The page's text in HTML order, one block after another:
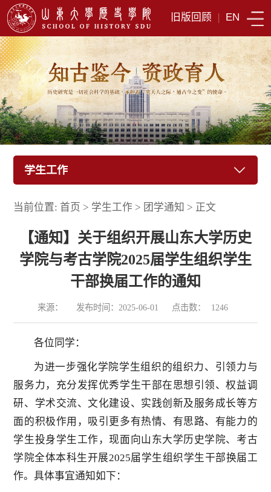
旧版回顾 | EN
学生工作
当前位置: 首页 > 学生工作 > 团学通知 > 正文
【通知】关于组织开展山东大学历史
学院与考古学院2025届学生组织学生
干部换届工作的通知
来源： 发布时间：2025-06-01 点击数： 1246
各位同学：
为进一步强化学院学生组织的组织力、引领力与
服务力，充分发挥优秀学生干部在思想引领、权益调
研、学术交流、文化建设、实践创新及服务成长等方
面的积极作用，吸引更多有热情、有思路、有能力的
学生投身学生工作，现面向山东大学历史学院、考古
学院全体本科生开展2025届学生组织学生干部换届工
作。具体事宜通知如下：